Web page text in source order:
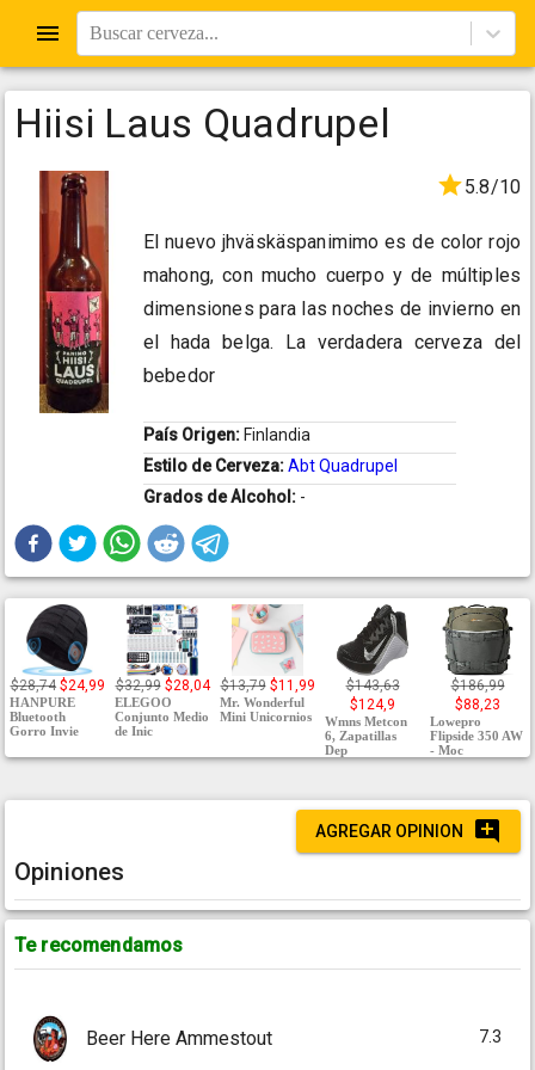
Buscar cerveza...
Hiisi Laus Quadrupel
5.8/10
El nuevo jhväskäspanimimo es de color rojo
mahong, con mucho cuerpo y de múltiples
dimensiones para las noches de invierno en
el hada belga. La verdadera cerveza del
bebedor
País Origen: Finlandia
Estilo de Cerveza:Abt Quadrupel
Grados de Alcohol: -
$28,74 $24,99
HANPURE
Bluetooth
Gorro Invie
$32,99 $28,04
ELEGOO
Conjunto Medio
de Inic
$13,79 $11,99
Mr. Wonderful
Mini Unicornios
$143,63
$124,9
Wmns Metcon
6, Zapatillas
Dep
$186,99
$88,23
Lowepro
Flipside 350 AW
- Moc
AGREGAR OPINION
Opiniones
Te recomendamos
Beer Here Ammestout 7.3